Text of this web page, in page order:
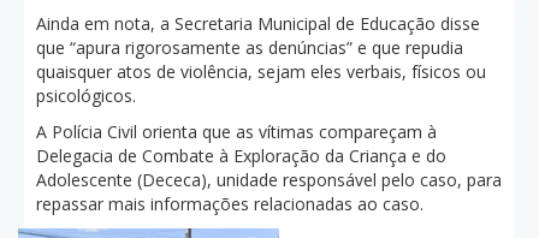
Ainda em nota, a Secretaria Municipal de Educação disse
que “apura rigorosamente as denúncias” e que repudia
quaisquer atos de violência, sejam eles verbais, físicos ou
psicológicos.
A Polícia Civil orienta que as vítimas compareçam à
Delegacia de Combate à Exploração da Criança e do
Adolescente (Dececa), unidade responsável pelo caso, para
repassar mais informações relacionadas ao caso.